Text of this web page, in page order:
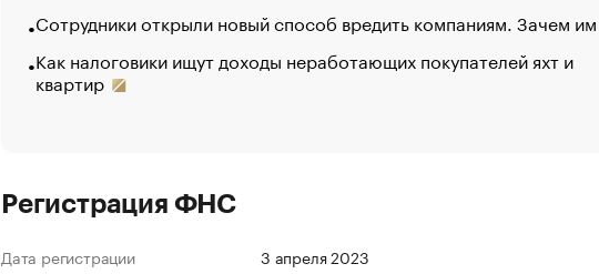
Сотрудники открыли новый способ вредить компаниям. Зачем
Как налоговики ищут доходы неработающих покупателей яхт и
квартир
Регистрация ФНС
Дата регистрации
3 апреля 2023